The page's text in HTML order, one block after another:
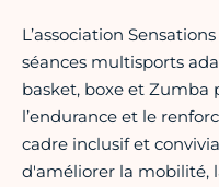
L’association
séances multisports
basket, boxe et Zumba
l’endurance et le
cadre inclusif et
d'améliorer la mobilité,